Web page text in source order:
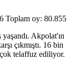
Toplam oy: 80.855
Akpolat'ın
çıkmıştı. 16 bin
telaffuz ediliyor.